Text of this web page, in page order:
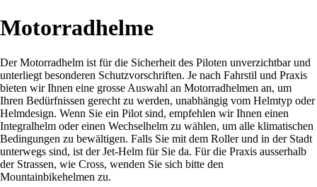
Motorradhelme
Der Motorradhelm ist für die Sicherheit des Piloten unverzichtbar und
unterliegt besonderen Schutzvorschriften. Je nach Fahrstil und Praxis
bieten wir Ihnen eine grosse Auswahl an Motorradhelmen an, um
Ihren Bedürfnissen gerecht zu werden, unabhängig vom Helmtyp oder
Helmdesign. Wenn Sie ein Pilot sind, empfehlen wir Ihnen einen
Integralhelm oder einen Wechselhelm zu wählen, um alle klimatischen
Bedingungen zu bewältigen. Falls Sie mit dem Roller und in der Stadt
unterwegs sind, ist der Jet-Helm für Sie da. Für die Praxis ausserhalb
der Strassen, wie Cross, wenden Sie sich bitte den
Mountainbikehelmen zu.